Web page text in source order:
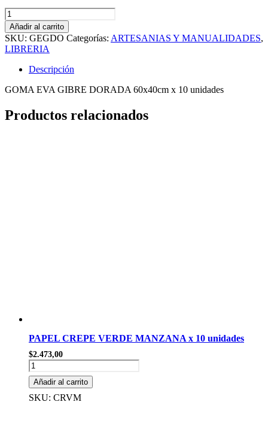
GOMA
EVA
GIBRE
DORADA
60x40cm
unidades
Añadir al carrito
SKU: GEGDO Categorías: ARTESANIAS Y MANUALIDADES,
LIBRERIA
Descripción
GOMA EVA GIBRE DORADA 60x40cm x 10 unidades
Productos relacionados
PAPEL CREPE VERDE MANZANA x 10 unidades
$2.473,00
PAPEL
CREPE
VERDE
MANZANA
Añadir al carrito
SKU: CRVM